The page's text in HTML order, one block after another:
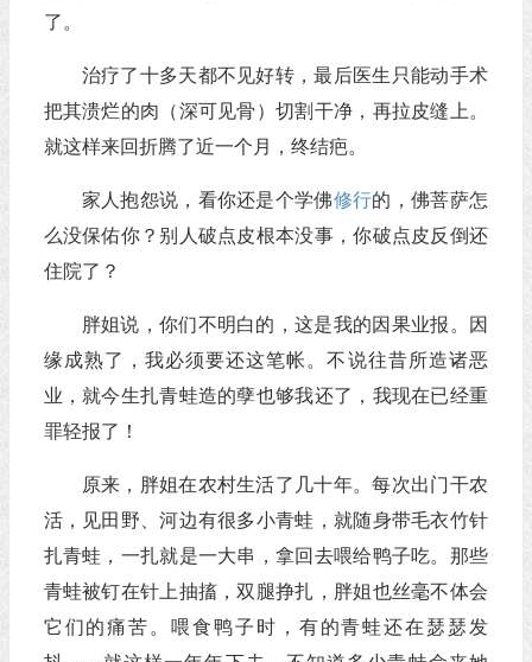
了。
治疗了十多天都不见好转，最后医生只能动手术
把其溃烂的肉（深可见骨）切割干净，再拉皮缝上。
就这样来回折腾了近一个月，终结疤。
家人抱怨说，看你还是个学佛修行的，佛菩萨怎
么没保佑你？别人破点皮根本没事，你破点皮反倒还
住院了？
胖姐说，你们不明白的，这是我的因果业报。因
缘成熟了，我必须要还这笔帐。不说往昔所造诸恶
业，就今生扎青蛙造的孽也够我还了，我现在已经重
罪轻报了！
原来，胖姐在农村生活了几十年。每次出门干农
活，见田野、河边有很多小青蛙，就随身带毛衣竹针
扎青蛙，一扎就是一大串，拿回去喂给鸭子吃。那些
青蛙被钉在针上抽搐，双腿挣扎，胖姐也丝毫不体会
它们的痛苦。喂食鸭子时，有的青蛙还在瑟瑟发